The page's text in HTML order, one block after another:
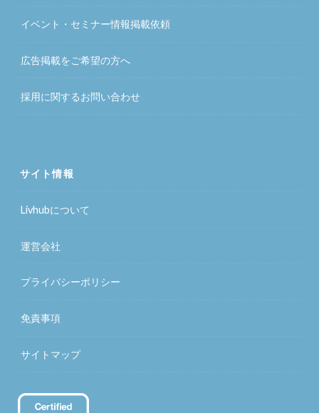
イベント・セミナー情報掲載依頼
広告掲載をご希望の方へ
採用に関するお問い合わせ
サイト情報
Livhubについて
運営会社
プライバシーポリシー
免責事項
サイトマップ